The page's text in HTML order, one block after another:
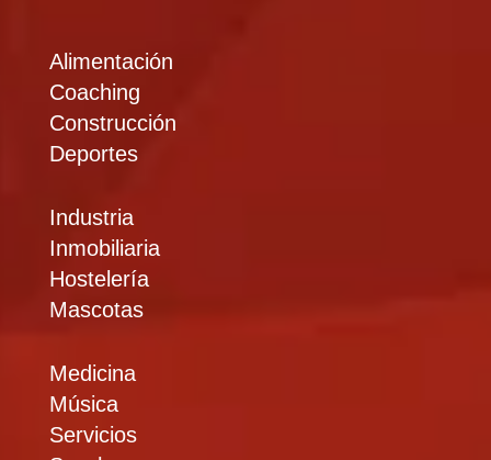
Alimentación
Coaching
Construcción
Deportes
Industria
Inmobiliaria
Hostelería
Mascotas
Medicina
Música
Servicios